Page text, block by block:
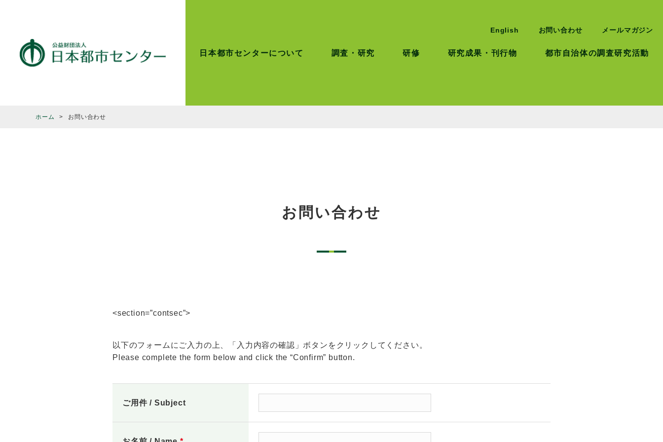
日本都市センターについて 調査・研究 研修 研究成果・刊行物 都市自治体の調査研究活動
English お問い合わせ メールマガジン
ホーム お問い合わせ
お問い合わせ
<section=”contsec”>
以下のフォームにご入力の上、「入力内容の確認」ボタンをクリックしてください。
Please complete the form below and click the “Confirm” button.
ご用件 / Subject